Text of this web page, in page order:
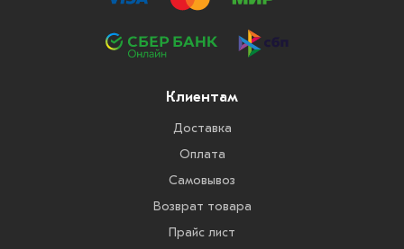
Клиентам
Доставка
Оплата
Самовывоз
Возврат товара
Прайс лист